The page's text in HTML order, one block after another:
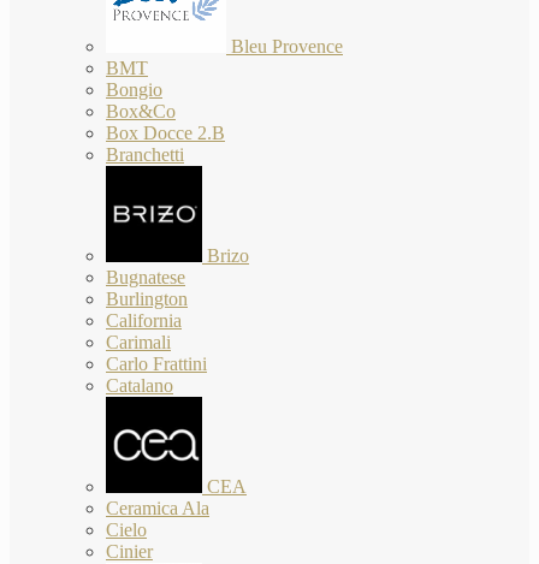
Bleu Provence
BMT
Bongio
Box&Co
Box Docce 2.B
Branchetti
Brizo
Bugnatese
Burlington
California
Carimali
Carlo Frattini
Catalano
CEA
Ceramica Ala
Cielo
Cinier